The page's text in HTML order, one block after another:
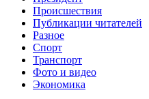
Происшествия
Публикации читателей
Разное
Спорт
Транспорт
Фото и видео
Экономика